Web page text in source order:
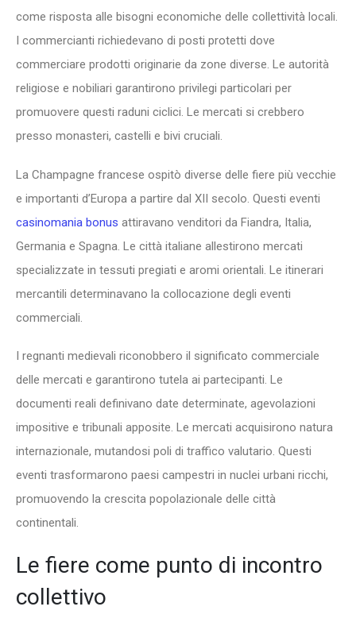
come risposta alle bisogni economiche delle collettività locali.
I commercianti richiedevano di posti protetti dove
commerciare prodotti originarie da zone diverse. Le autorità
religiose e nobiliari garantirono privilegi particolari per
promuovere questi raduni ciclici. Le mercati si crebbero
presso monasteri, castelli e bivi cruciali.
La Champagne francese ospitò diverse delle fiere più vecchie
e importanti d’Europa a partire dal XII secolo. Questi eventi
casinomania bonus attiravano venditori da Fiandra, Italia,
Germania e Spagna. Le città italiane allestirono mercati
specializzate in tessuti pregiati e aromi orientali. Le itinerari
mercantili determinavano la collocazione degli eventi
commerciali.
I regnanti medievali riconobbero il significato commerciale
delle mercati e garantirono tutela ai partecipanti. Le
documenti reali definivano date determinate, agevolazioni
impositive e tribunali apposite. Le mercati acquisirono natura
internazionale, mutandosi poli di traffico valutario. Questi
eventi trasformarono paesi campestri in nuclei urbani ricchi,
promuovendo la crescita popolazionale delle città
continentali.
Le fiere come punto di incontro
collettivo